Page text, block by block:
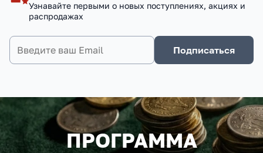
Узнавайте первыми о новых поступлениях, акциях и
распродажах
Подписаться
ПРОГРАММА